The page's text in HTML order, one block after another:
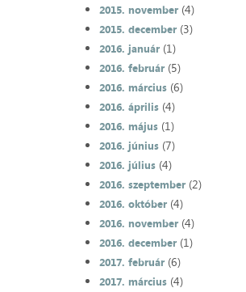
2015. november(4)
2015. december(3)
2016. január(1)
2016. február(5)
2016. március(6)
2016. április(4)
2016. május(1)
2016. június(7)
2016. július(4)
2016. szeptember(2)
2016. október(4)
2016. november(4)
2016. december(1)
2017. február(6)
2017. március(4)